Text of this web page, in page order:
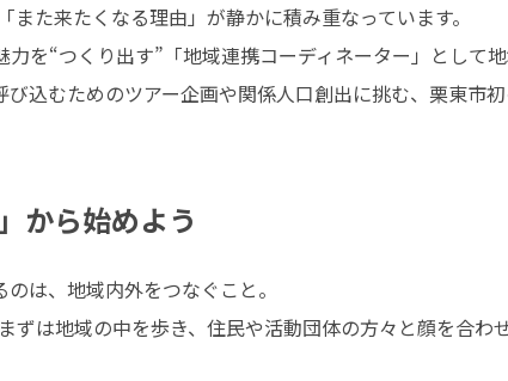
を“つくり出す”「地域連携コーディネーター」として
込むためのツアー企画や関係人口創出に挑む、栗東市
から始めよう
は、地域内外をつなぐこと。